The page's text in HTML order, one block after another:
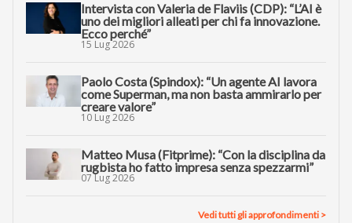
Intervista con Valeria de Flaviis (CDP): “L’AI è
uno dei migliori alleati per chi fa innovazione.
Ecco perché”
15 Lug 2026
Paolo Costa (Spindox): “Un agente AI lavora
come Superman, ma non basta ammirarlo per
creare valore”
10 Lug 2026
Matteo Musa (Fitprime): “Con la disciplina da
rugbista ho fatto impresa senza spezzarmi”
07 Lug 2026
Vedi tutti gli approfondimenti >